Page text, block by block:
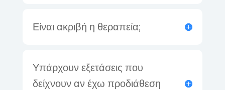
Είναι ακριβή η θεραπεία;
Υπάρχουν εξετάσεις που
δείχνουν αν έχω προδιάθεση